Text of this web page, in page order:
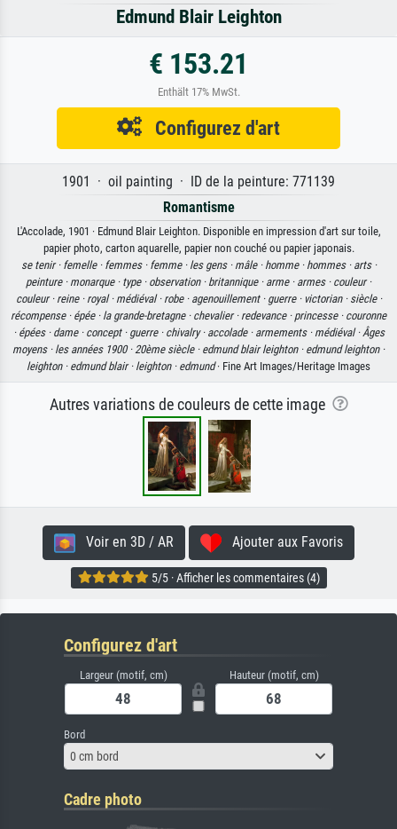
Edmund Blair Leighton
€ 153.21
Enthält 17% MwSt.
Configurez d'art
1901 · oil painting · ID de la peinture: 771139
Romantisme
L'Accolade, 1901 · Edmund Blair Leighton. Disponible en impression d'art sur toile,
papier photo, carton aquarelle, papier non couché ou papier japonais.
se tenir · femelle · femmes · femme · les gens · mâle · homme · hommes · arts ·
peinture · monarque · type · observation · britannique · arme · armes · couleur ·
couleur · reine · royal · médiéval · robe · agenouillement · guerre · victorian · siècle ·
récompense · épée · la grande-bretagne · chevalier · redevance · princesse · couronne
· épées · dame · concept · guerre · chivalry · accolade · armements · médiéval ·Âges
moyens · les années 1900 ·20ème siècle · edmund blair leighton · edmund leighton ·
leighton · edmund blair · leighton · edmund· Fine Art Images/Heritage Images
Autres variations de couleurs de cette image
Voir en 3D / AR Ajouter aux Favoris
5/5 · Afficher les commentaires (4)
Configurez d'art
Largeur (motif, cm) Hauteur (motif, cm)
Bord
0 cm bord
Cadre photo